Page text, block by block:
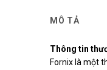
MÔ TẢ
Thông tin
Fornix là một